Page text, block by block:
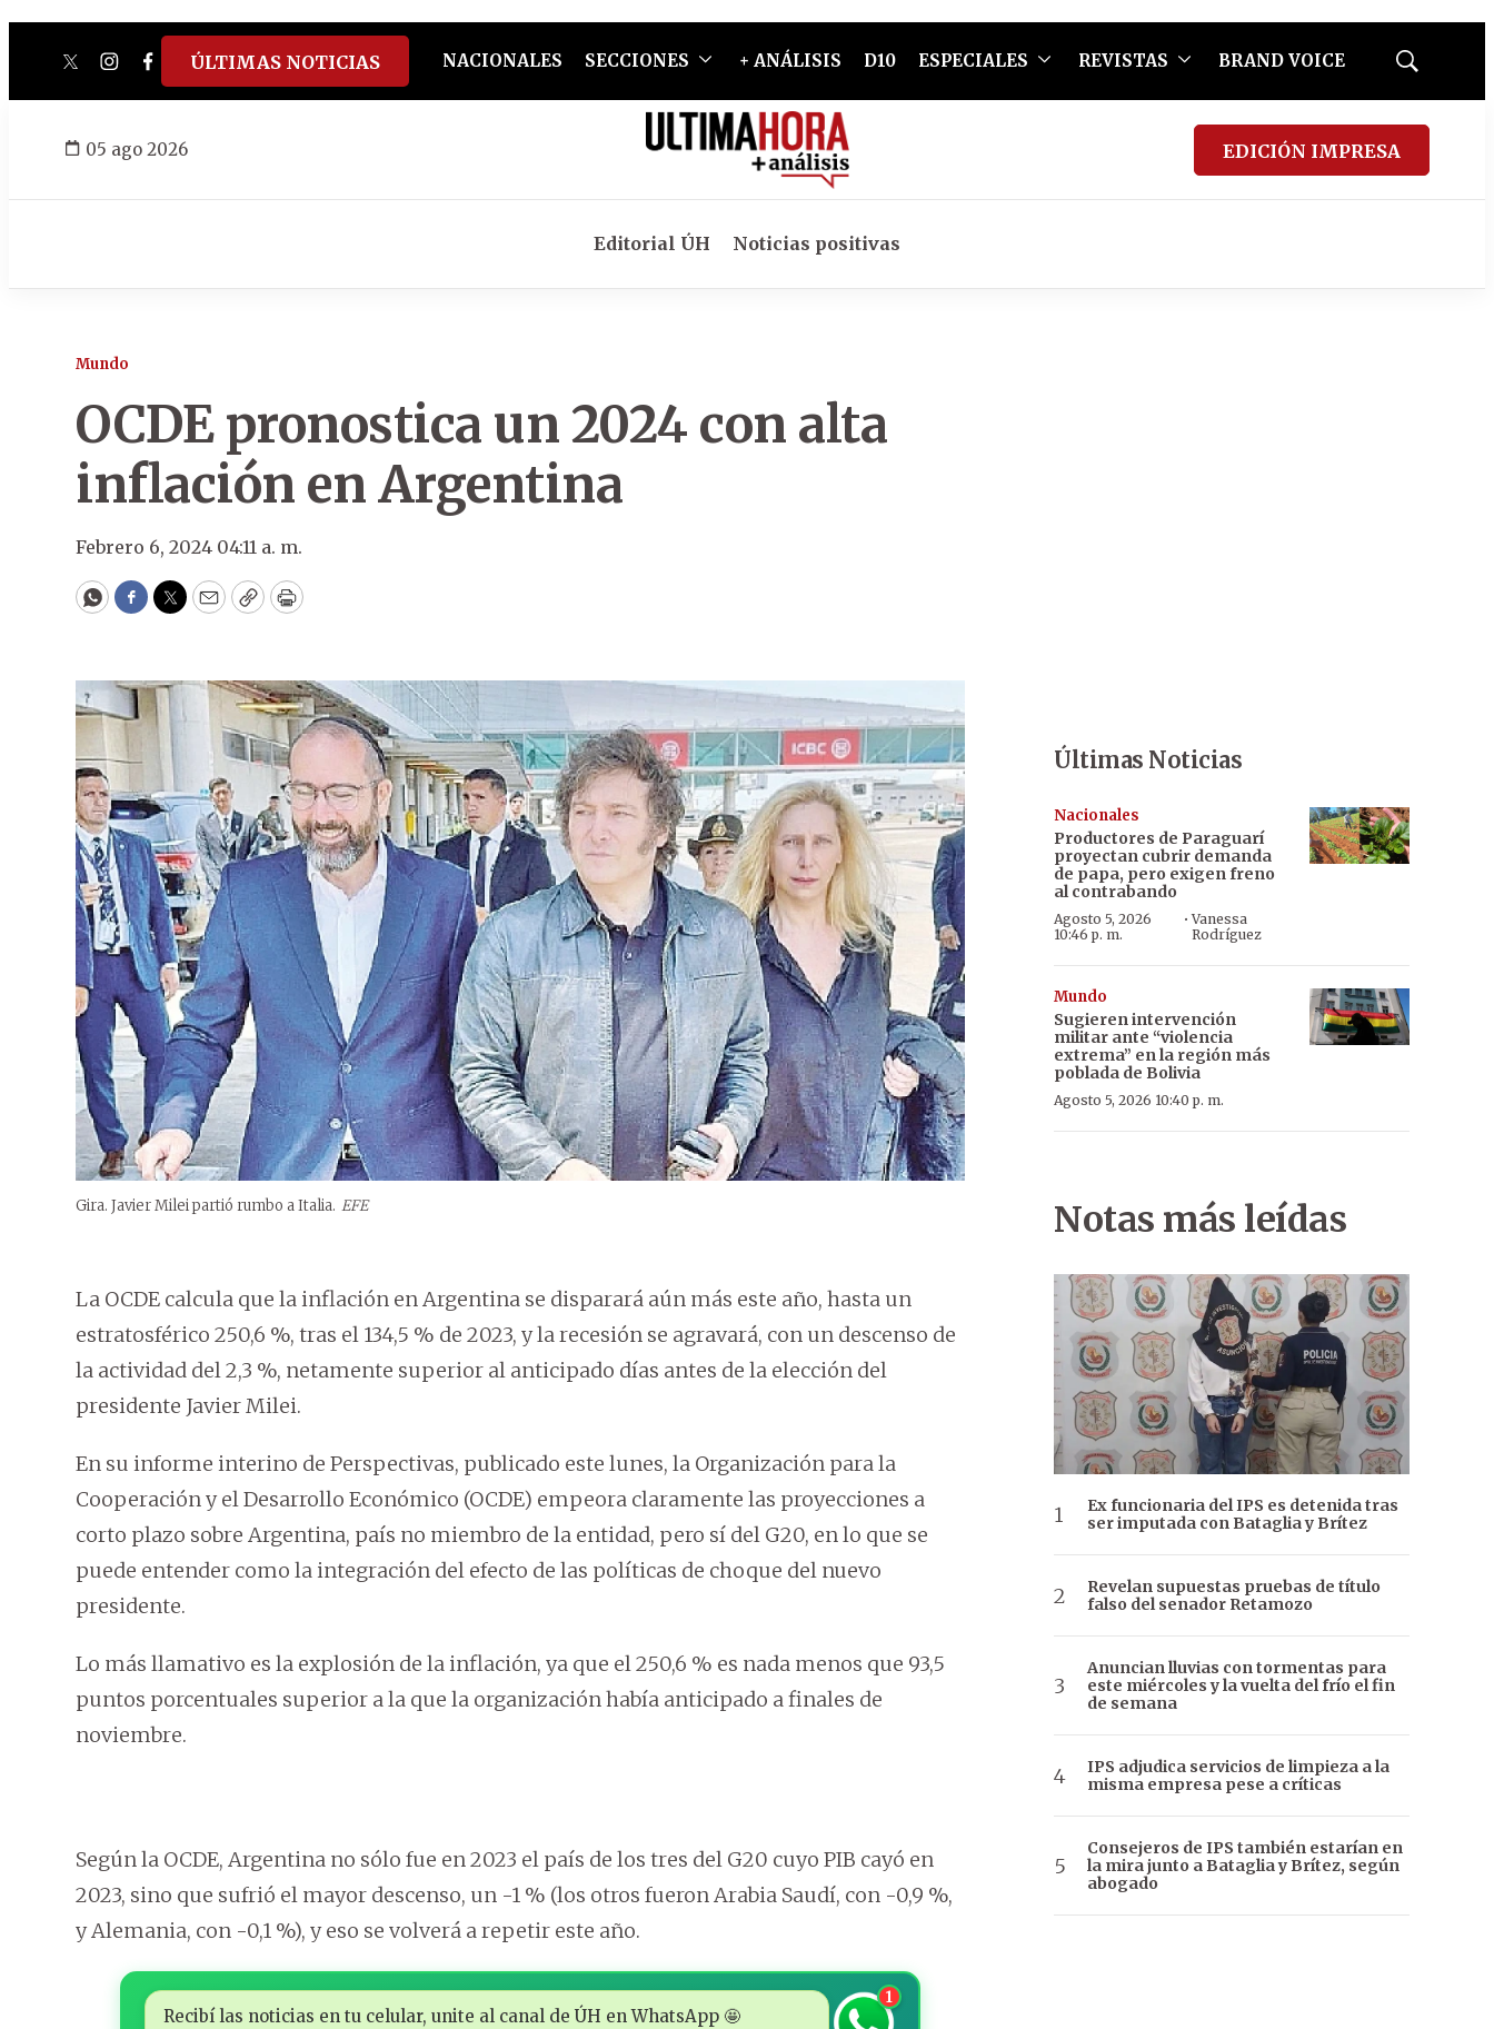
twitterinstagram
facebook
tiktokyoutube
spotify
ÚLTIMAS NOTICIAS NACIONALES SECCIONES + ANÁLISIS D10 ESPECIALES REVISTAS BRAND VOICE
Mostrar
05 ago 2026 EDICIÓN IMPRESA
Editorial ÚH Noticias positivas
Mundo
OCDE pronostica un 2024 con alta
inflación en Argentina
Febrero 6, 2024 04:11 a. m.
WhatsApp
Facebook
Twitter
EmailCopyPrint
Gira. Javier Milei partió rumbo a Italia. EFE
La OCDE calcula que la inflación en Argentina se disparará aún más este año, hasta un
estratosférico 250,6 %, tras el 134,5 % de 2023, y la recesión se agravará, con un descenso de
la actividad del 2,3 %, netamente superior al anticipado días antes de la elección del
presidente Javier Milei.
En su informe interino de Perspectivas, publicado este lunes, la Organización para la
Cooperación y el Desarrollo Económico (OCDE) empeora claramente las proyecciones a
corto plazo sobre Argentina, país no miembro de la entidad, pero sí del G20, en lo que se
puede entender como la integración del efecto de las políticas de choque del nuevo
presidente.
Lo más llamativo es la explosión de la inflación, ya que el 250,6 % es nada menos que 93,5
puntos porcentuales superior a la que la organización había anticipado a finales de
noviembre.
Según la OCDE, Argentina no sólo fue en 2023 el país de los tres del G20 cuyo PIB cayó en
2023, sino que sufrió el mayor descenso, un -1 % (los otros fueron Arabia Saudí, con -0,9 %,
y Alemania, con -0,1 %), y eso se volverá a repetir este año.
Recibí las noticias en tu celular, unite al canal de ÚH en WhatsApp 🤩
1
Últimas Noticias
Nacionales
Productores de Paraguarí
proyectan cubrir demanda
de papa, pero exigen freno
al contrabando
Agosto 5, 2026
10:46 p. m.
·Vanessa
Rodríguez
Mundo
Sugieren intervención
militar ante “violencia
extrema” en la región más
poblada de Bolivia
Agosto 5, 2026 10:40 p. m.
Notas más leídas
Ex funcionaria del IPS es detenida tras
ser imputada con Bataglia y Brítez
Revelan supuestas pruebas de título
falso del senador Retamozo
Anuncian lluvias con tormentas para
este miércoles y la vuelta del frío el fin
de semana
IPS adjudica servicios de limpieza a la
misma empresa pese a críticas
Consejeros de IPS también estarían en
la mira junto a Bataglia y Brítez, según
abogado